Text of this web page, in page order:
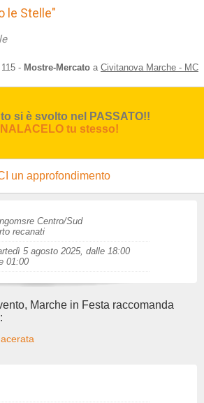
le Stelle"
115 - Mostre-Mercato a Civitanova Marche - MC
si è svolto nel PASSATO!!
tu stesso!
un approfondimento
Centro/Sud
recanati
5 agosto 2025, dalle 18:00
01:00
Marche in Festa raccomanda